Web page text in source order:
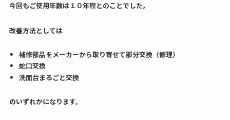
今回もご使用年数は１０年程とのことでした。
改善方法としては
補修部品をメーカーから取り寄せて部分交換（修理）
蛇口交換
洗面台まるごと交換
のいずれかになります。